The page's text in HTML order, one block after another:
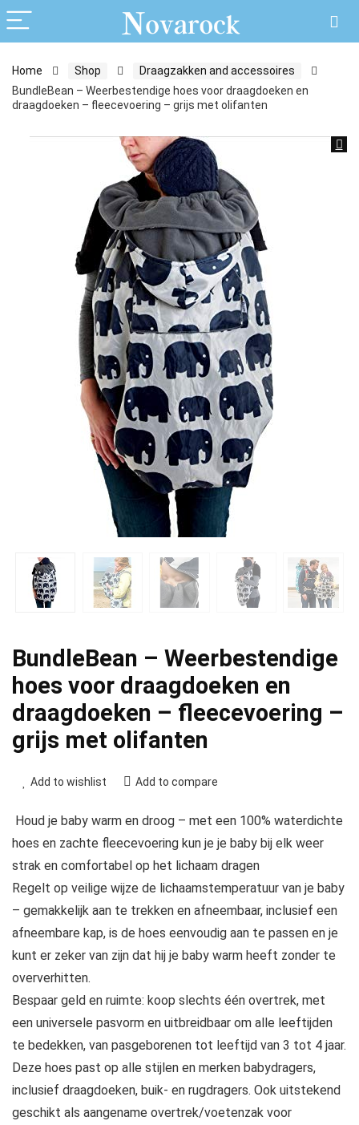
Home Shop
Draagzakken and accessoires
BundleBean – Weerbestendige hoes voor draagdoeken en
draagdoeken – fleecevoering – grijs met olifanten
BundleBean – Weerbestendige
hoes voor draagdoeken en
draagdoeken – fleecevoering –
grijs met olifanten
Add to wishlist Add to compare
️ Houd je baby warm en droog – met een 100% waterdichte
hoes en zachte fleecevoering kun je je baby bij elk weer
strak en comfortabel op het lichaam dragen
Regelt op veilige wijze de lichaamstemperatuur van je baby
– gemakkelijk aan te trekken en afneembaar, inclusief een
afneembare kap, is de hoes eenvoudig aan te passen en je
kunt er zeker van zijn dat hij je baby warm heeft zonder te
oververhitten.
Bespaar geld en ruimte: koop slechts één overtrek, met
een universele pasvorm en uitbreidbaar om alle leeftijden
te bedekken, van pasgeborenen tot leeftijd van 3 tot 4 jaar.
Deze hoes past op alle stijlen en merken babydragers,
inclusief draagdoeken, buik- en rugdragers. Ook uitstekend
geschikt als aangename overtrek/voetenzak voor